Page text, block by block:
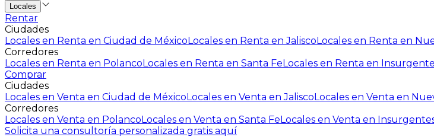
Locales
Rentar
Ciudades
Locales en Renta en Ciudad de MéxicoLocales en Renta en JaliscoLocales en Renta en
Corredores
Locales en Renta en PolancoLocales en Renta en Santa FeLocales en Renta en
Comprar
Ciudades
Locales en Venta en Ciudad de MéxicoLocales en Venta en JaliscoLocales en Venta en
Corredores
Locales en Venta en PolancoLocales en Venta en Santa FeLocales en Venta en
Solicita una consultoría personalizada gratis aquí